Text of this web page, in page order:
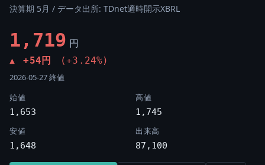
決算期 5月 / データ出所: TDnet適時開示XBRL
1,719 円
▲ +54円 (+3.24%)
2026-05-27 終値
始値
1,653
高値
1,745
安値
1,648
出来高
87,100